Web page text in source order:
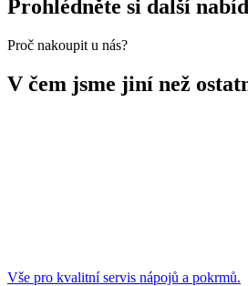
Prohlédněte si další
Proč nakoupit u nás?
V čem jsme jiní než
Vše pro kvalitní servis nápojů a pokrmů.